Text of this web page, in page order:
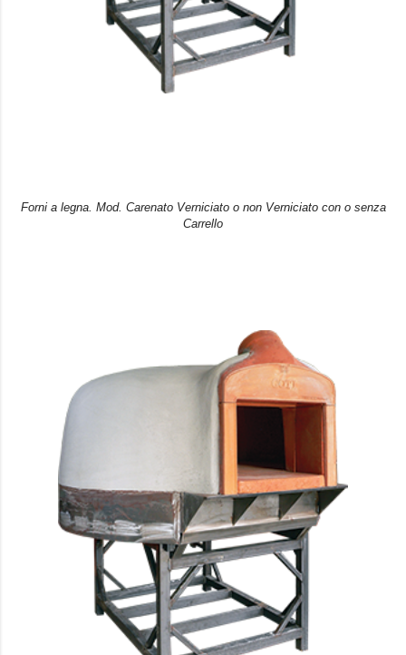
Forni a legna. Mod. Carenato Verniciato o non Verniciato con o senza
Carrello